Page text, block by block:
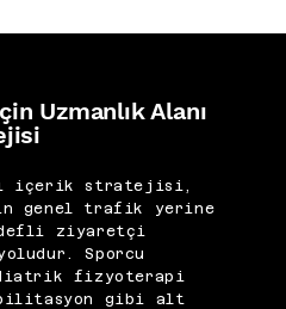
Uzmanlık Alanı
içerik stratejisi,
genel trafik yerine
ziyaretçi
Sporcu
fizyoterapi
gibi alt